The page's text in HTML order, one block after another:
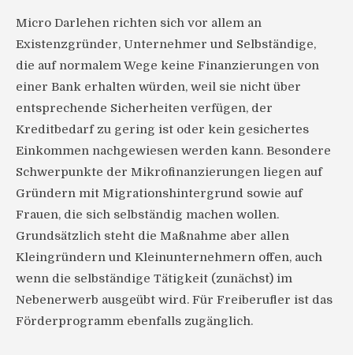
Micro Darlehen richten sich vor allem an
Existenzgründer, Unternehmer und Selbständige,
die auf normalem Wege keine Finanzierungen von
einer Bank erhalten würden, weil sie nicht über
entsprechende Sicherheiten verfügen, der
Kreditbedarf zu gering ist oder kein gesichertes
Einkommen nachgewiesen werden kann. Besondere
Schwerpunkte der Mikrofinanzierungen liegen auf
Gründern mit Migrationshintergrund sowie auf
Frauen, die sich selbständig machen wollen.
Grundsätzlich steht die Maßnahme aber allen
Kleingründern und Kleinunternehmern offen, auch
wenn die selbständige Tätigkeit (zunächst) im
Nebenerwerb ausgeübt wird. Für Freiberufler ist das
Förderprogramm ebenfalls zugänglich.